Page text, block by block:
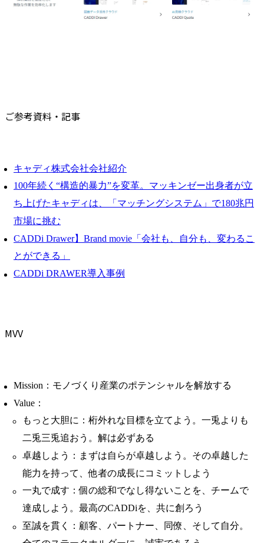
ご参考資料・記事
キャディ株式会社会社紹介
100年続く“構造的暴力”を変革。マッキンゼー出身者が立
ち上げたキャディは、「マッチングシステム」で180兆円
市場に挑む
CADDi Drawer】Brand movie「会社も、自分も、変わるこ
とができる」
CADDi DRAWER導入事例
MVV
Mission：モノづくり産業のポテンシャルを解放する
Value：
もっと大胆に：桁外れな目標を立てよう。一兎よりも
二兎三兎追おう。解は必ずある
卓越しよう：まずは自らが卓越しよう。その卓越した
能力を持って、他者の成長にコミットしよう
一丸で成す：個の総和でなし得ないことを、チームで
達成しよう。最高のCADDiを、共に創ろう
至誠を貫く：顧客、パートナー、同僚、そして自分。